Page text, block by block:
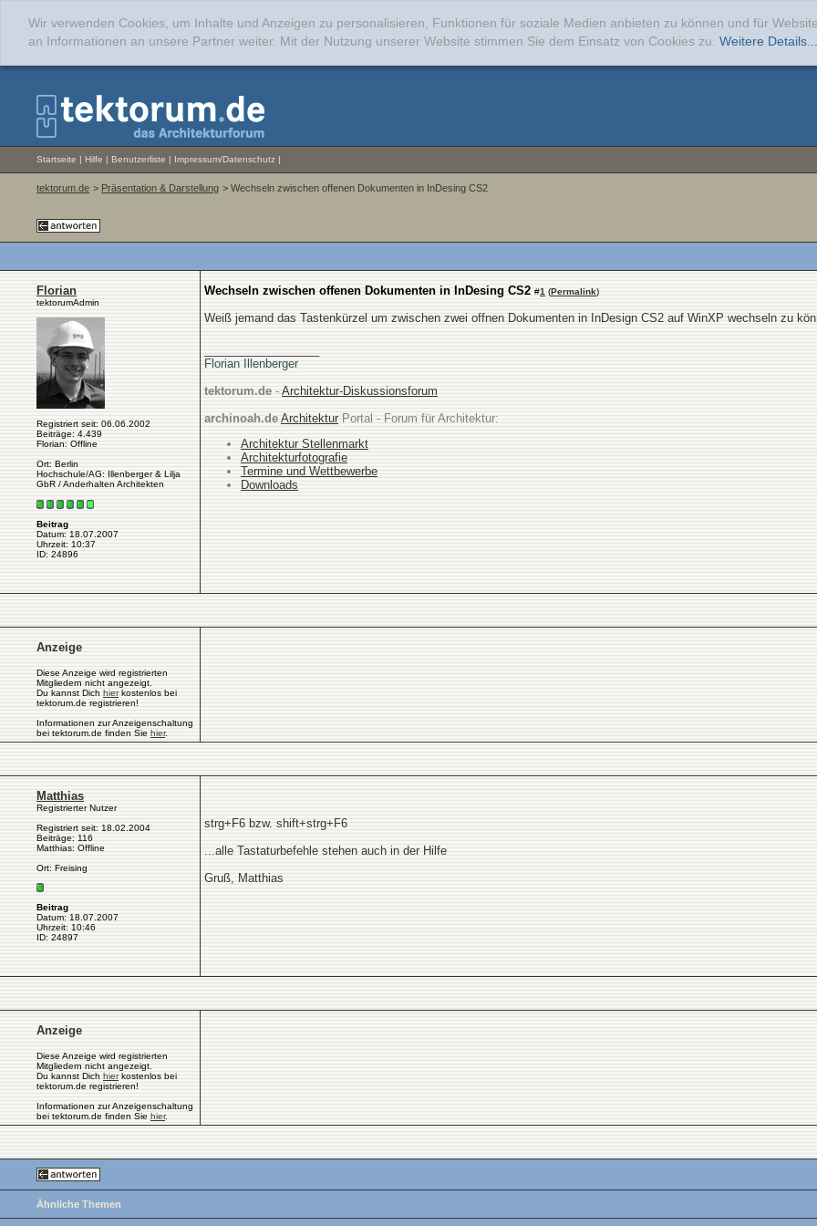
Wir verwenden Cookies, um Inhalte und Anzeigen zu personalisieren, Funktionen für soziale Medien anbieten zu können und für
an Informationen an unsere Partner weiter. Mit der Nutzung unserer Website stimmen Sie dem Einsatz von Cookies zu. Weitere Details...
Startseite | Hilfe | Benutzerliste | Impressum/Datenschutz |
tektorum.de > Präsentation & Darstellung > Wechseln zwischen offenen Dokumenten in InDesing CS2
Florian
tektorumAdmin
Registriert seit: 06.06.2002
Beiträge: 4.439
Florian: Offline
Ort: Berlin
Hochschule/AG: Illenberger & Lilja
GbR / Anderhalten Architekten
Beitrag
Datum: 18.07.2007
Uhrzeit: 10:37
ID: 24896
Wechseln zwischen offenen Dokumenten in InDesing CS2 #1 (Permalink)
Weiß jemand das Tastenkürzel um zwischen zwei offnen Dokumenten in InDesign CS2 auf WinXP wechseln zu
Florian Illenberger
tektorum.de - Architektur-Diskussionsforum
archinoah.de ArchitekturPortal - Forum für Architektur:
Architektur Stellenmarkt
Architekturfotografie
Termine und Wettbewerbe
Downloads
Anzeige
Diese Anzeige wird registrierten
Mitgliedern nicht angezeigt.
Du kannst Dich hierkostenlos bei
tektorum.de registrieren!
Informationen zur Anzeigenschaltung
bei tektorum.de finden Sie hier.
Matthias
Registrierter Nutzer
Registriert seit: 18.02.2004
Beiträge: 116
Matthias: Offline
Ort: Freising
Beitrag
Datum: 18.07.2007
Uhrzeit: 10:46
ID: 24897
strg+F6 bzw. shift+strg+F6
...alle Tastaturbefehle stehen auch in der Hilfe
Gruß, Matthias
Anzeige
Diese Anzeige wird registrierten
Mitgliedern nicht angezeigt.
Du kannst Dich hierkostenlos bei
tektorum.de registrieren!
Informationen zur Anzeigenschaltung
bei tektorum.de finden Sie hier.
Ähnliche Themen